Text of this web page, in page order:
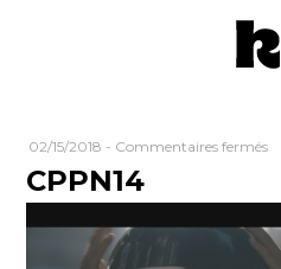
02/15/2018 - Commentaires ferméssur
CPPN14